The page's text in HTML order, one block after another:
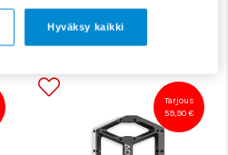
tähdestä
Tarjous
59,90 €
Hyväksy kaikki